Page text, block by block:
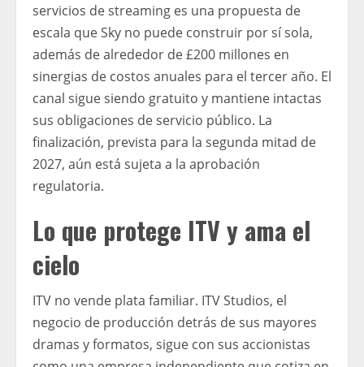
servicios de streaming es una propuesta de
escala que Sky no puede construir por sí sola,
además de alrededor de £200 millones en
sinergias de costos anuales para el tercer año. El
canal sigue siendo gratuito y mantiene intactas
sus obligaciones de servicio público. La
finalización, prevista para la segunda mitad de
2027, aún está sujeta a la aprobación
regulatoria.
Lo que protege ITV y ama el
cielo
ITV no vende plata familiar. ITV Studios, el
negocio de producción detrás de sus mayores
dramas y formatos, sigue con sus accionistas